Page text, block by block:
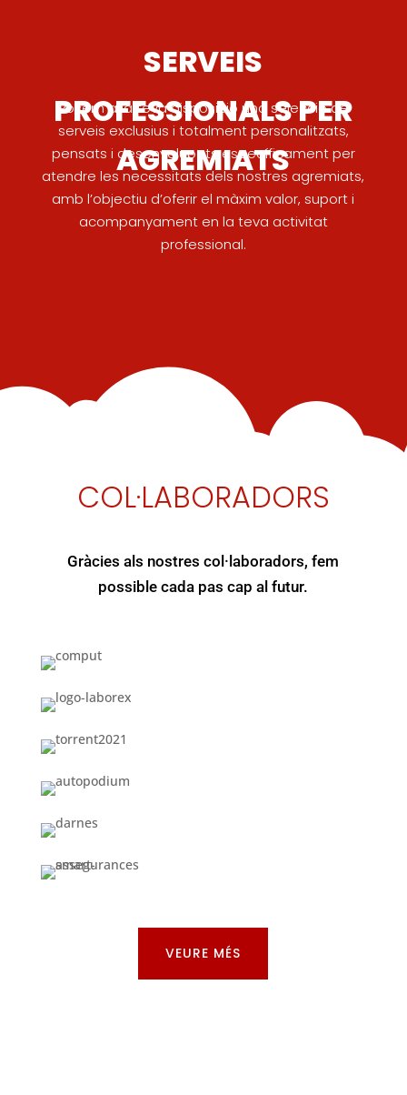
SERVEIS
PROFESSIONALS PER
AGREMIATS
Posem a la teva disposició una selecció de
serveis exclusius i totalment personalitzats,
pensats i desenvolupats específicament per
atendre les necessitats dels nostres agremiats,
amb l’objectiu d’oferir el màxim valor, suport i
acompanyament en la teva activitat
professional.
COL·LABORADORS
Gràcies als nostres col·laboradors, fem
possible cada pas cap al futur.
VEURE MÉS